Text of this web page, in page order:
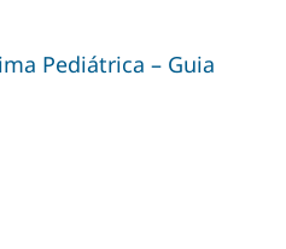
Pediátrica – Guia